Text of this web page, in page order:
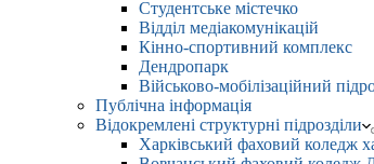
Студентське містечко
Відділ медіакомунікацій
Кінно-спортивний комплекс
Дендропарк
Військово-мобілізаційний
Публічна інформація
Відокремлені структурні підрозділи
Харківський фаховий коледж